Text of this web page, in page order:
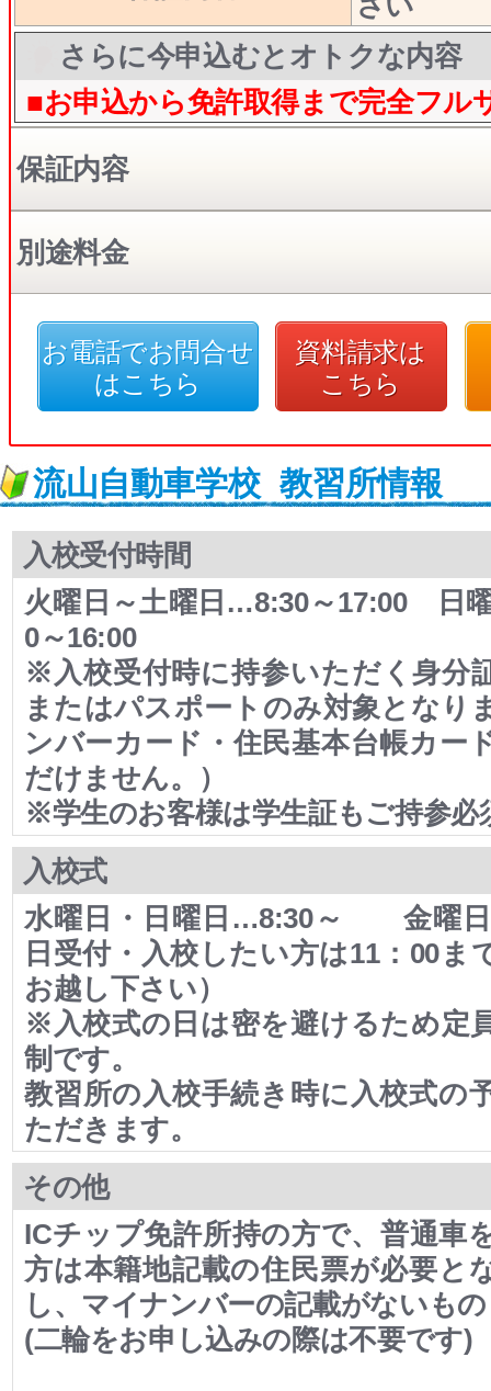
さらに今申込むとオトクな内容
■お申込から免許取得まで完全フル
保証内容
別途料金
お電話でお問合せ
はこちら
資料請求は
こちら
流山自動車学校 教習所情報
入校受付時間
火曜日～土曜日…8:30～17:00 日
0～16:00
※入校受付時に持参いただく身分
またはパスポートのみ対象となり
ンバーカード・住民基本台帳カー
だけません。）
※学生のお客様は学生証もご持参必
入校式
水曜日・日曜日…8:30～ 金曜日
日受付・入校したい方は11：00ま
お越し下さい）
※入校式の日は密を避けるため定
制です。
教習所の入校手続き時に入校式の
ただきます。
その他
ICチップ免許所持の方で、普通車
方は本籍地記載の住民票が必要と
し、マイナンバーの記載がないもの
(二輪をお申し込みの際は不要です)